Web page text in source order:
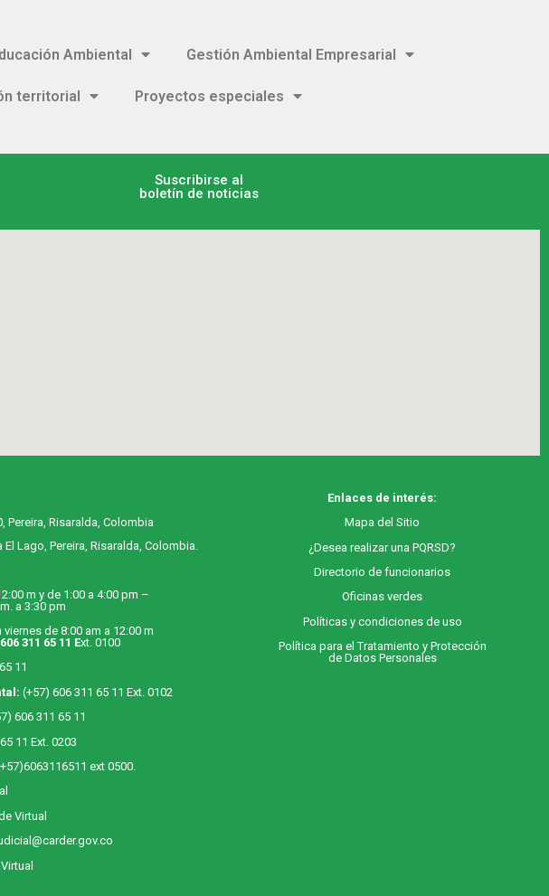
Ambiental Gestión Ambiental Empresarial
territorial Proyectos especiales
Suscribirse al
boletín de noticias
Pereira, Risaralda, Colombia
Lago, Pereira, Risaralda, Colombia.
m y de 1:00 a 4:00 pm –
a 3:30 pm
viernes de 8:00 am a 12:00 m
311 65 11 Ext. 0100
11
(+57) 606 311 65 11 Ext. 0102
606 311 65 11
11 Ext. 0203
ext 0500.
Virtual
Enlaces de interés:
Mapa del Sitio
¿Desea realizar una PQRSD?
Directorio de funcionarios
Oficinas verdes
Políticas y condiciones de uso
Política para el Tratamiento y Protección
de Datos Personales